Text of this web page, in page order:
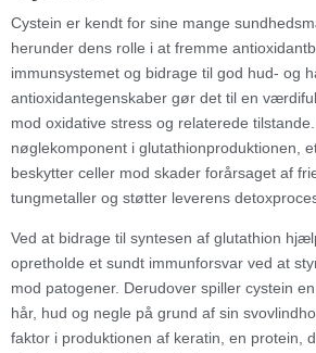
Cystein er kendt for sine mange
herunder dens rolle i at fremme
immunsystemet og bidrage til god hud- og
antioxidantegenskaber gør det til en
mod oxidative stress og relaterede
nøglekomponent i glutathionproduktionen,
beskytter celler mod skader forårsaget af
tungmetaller og støtter leverens
Ved at bidrage til syntesen af glutathion
opretholde et sundt immunforsvar ved at
mod patogener. Derudover spiller cystein
hår, hud og negle på grund af sin
faktor i produktionen af keratin, en protein,